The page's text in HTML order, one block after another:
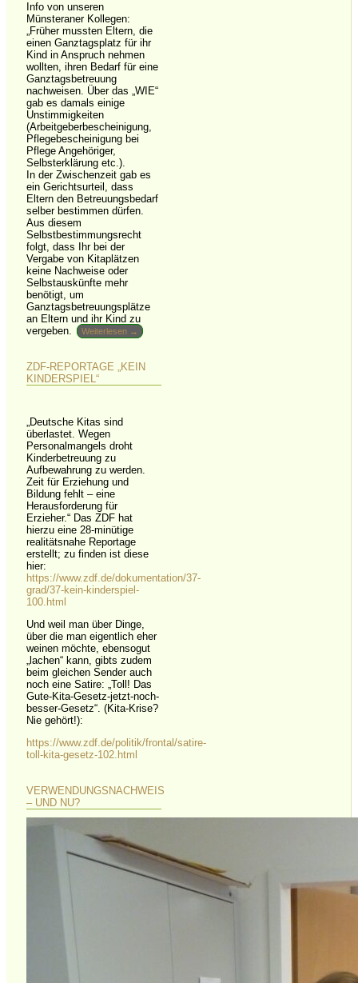
Info von unseren
Münsteraner Kollegen:
„Früher mussten Eltern, die
einen Ganztagsplatz für ihr
Kind in Anspruch nehmen
wollten, ihren Bedarf für eine
Ganztagsbetreuung
nachweisen. Über das „WIE“
gab es damals einige
Unstimmigkeiten
(Arbeitgeberbescheinigung,
Pflegebescheinigung bei
Pflege Angehöriger,
Selbsterklärung etc.).
In der Zwischenzeit gab es
ein Gerichtsurteil, dass
Eltern den Betreuungsbedarf
selber bestimmen dürfen.
Aus diesem
Selbstbestimmungsrecht
folgt, dass Ihr bei der
Vergabe von Kitaplätzen
keine Nachweise oder
Selbstauskünfte mehr
benötigt, um
Ganztagsbetreuungsplätze
an Eltern und ihr Kind zu
vergeben.
Weiterlesen →
ZDF-REPORTAGE „KEIN
KINDERSPIEL“
„Deutsche Kitas sind
überlastet. Wegen
Personalmangels droht
Kinderbetreuung zu
Aufbewahrung zu werden.
Zeit für Erziehung und
Bildung fehlt – eine
Herausforderung für
Erzieher.“ Das ZDF hat
hierzu eine 28-minütige
realitätsnahe Reportage
erstellt; zu finden ist diese
hier:
https://www.zdf.de/dokumentation/37-
grad/37-kein-kinderspiel-
100.html
Und weil man über Dinge,
über die man eigentlich eher
weinen möchte, ebensogut
„lachen“ kann, gibts zudem
beim gleichen Sender auch
noch eine Satire: „Toll! Das
Gute-Kita-Gesetz-jetzt-noch-
besser-Gesetz“. (Kita-Krise?
Nie gehört!):
https://www.zdf.de/politik/frontal/satire-
toll-kita-gesetz-102.html
VERWENDUNGSNACHWEIS
– UND NU?